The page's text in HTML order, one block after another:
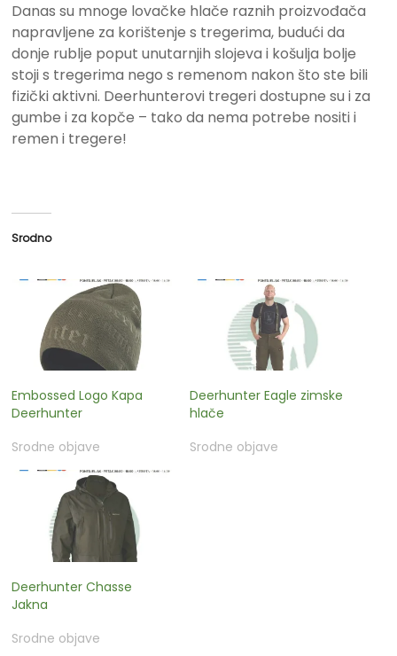
Danas su mnoge lovačke hlače raznih proizvođača
napravljene za korištenje s tregerima, budući da
donje rublje poput unutarnjih slojeva i košulja bolje
stoji s tregerima nego s remenom nakon što ste bili
fizički aktivni. Deerhunterovi tregeri dostupne su i za
gumbe i za kopče – tako da nema potrebe nositi i
remen i tregere!
Srodno
Embossed Logo Kapa
Deerhunter
Srodne objave
Deerhunter Eagle zimske
hlače
Srodne objave
Deerhunter Chasse
Jakna
Srodne objave